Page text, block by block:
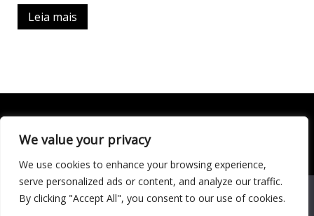
We value your privacy
We use cookies to enhance your browsing experience,
serve personalized ads or content, and analyze our traffic.
By clicking "Accept All", you consent to our use of cookies.
Leia mais
Todo conteúdo publicado neste portal, incluindo textos,
responsabilidade do autor. © 2020 - 2024 Todos os direitos
reservados ao site Matéria Livre Royale News by
Themebeez
Economia
We use cookies to ensure that we give you the best
experience on our website. If you continue to use this site we